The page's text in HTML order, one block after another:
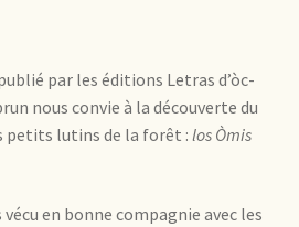
par les éditions Letras d’òc-
nous convie à la découverte du
petits lutins de la forêt : los Òmis
en bonne compagnie avec les